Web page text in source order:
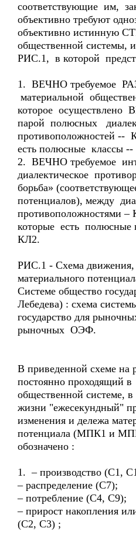
соответствующие им,
объективно требуют
объективно истинную
общественной системы,
РИС.1, в которой
1. ВЕЧНО требуемое
материальной
которое осуществлено
парой полюсных
противоположностей --
есть полюсные классы
2. ВЕЧНО требуемое
диалектическое
борьба»
потенциалов), между
противоположностями
которые есть полюсные
КЛ2.
РИС.1 - Схема движения,
материального
Системе общество
Лебедева) : схема
государство для
рыночных ОЭФ.
В приведенной схеме на
постоянно проходящий в
общественной системе, в
жизни "ежесекундный"
изменения и дележа
потенциала (МПК1 и
обозначено :
1. – производство (С1,
– распределение (С7);
– потребление (С4, С9);
– прирост накопления
(С2, С3) ;